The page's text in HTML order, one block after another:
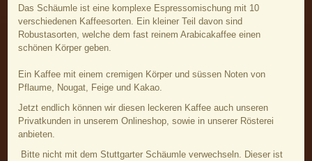
Das Schäumle ist eine komplexe Espressomischung mit 10
verschiedenen Kaffeesorten. Ein kleiner Teil davon sind
Robustasorten, welche dem fast reinem Arabicakaffee einen
schönen Körper geben.
Ein Kaffee mit einem cremigen Körper und süssen Noten von
Pflaume, Nougat, Feige und Kakao.
Jetzt endlich können wir diesen leckeren Kaffee auch unseren
Privatkunden in unserem Onlineshop, sowie in unserer Rösterei
anbieten.
Bitte nicht mit dem Stuttgarter Schäumle verwechseln. Dieser ist